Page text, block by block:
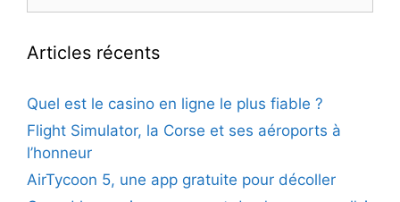
Articles récents
Quel est le casino en ligne le plus fiable ?
Flight Simulator, la Corse et ses aéroports à
l’honneur
AirTycoon 5, une app gratuite pour décoller